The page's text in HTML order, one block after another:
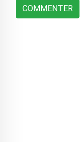
COMMENTER